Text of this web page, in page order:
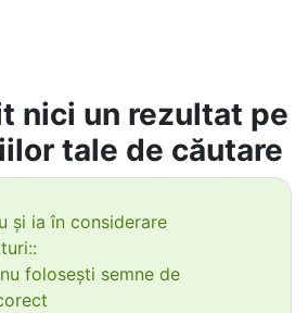
nici un rezultat pe
tale de căutare
și ia în considerare
folosești semne de